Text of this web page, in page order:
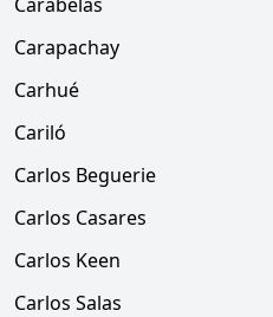
Carapachay
Carhué
Cariló
Carlos Beguerie
Carlos Casares
Carlos Keen
Carlos Salas